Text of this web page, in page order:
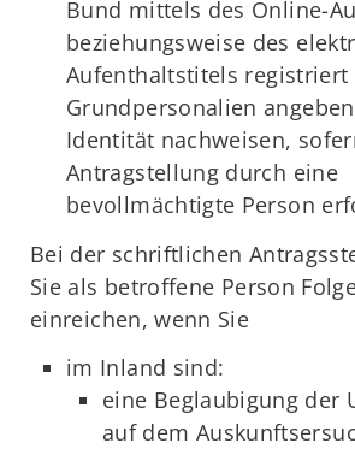
Bund mittels des Online-
beziehungsweise des
Aufenthaltstitels registriert
Grundpersonalien
Identität nachweisen,
Antragstellung durch eine
bevollmächtigte Person
Bei der schriftlichen
Sie als betroffene Person
einreichen, wenn Sie
im Inland sind:
eine Beglaubigung der
auf dem